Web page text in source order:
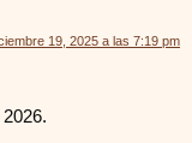
19, 2025 a las 7:19 pm